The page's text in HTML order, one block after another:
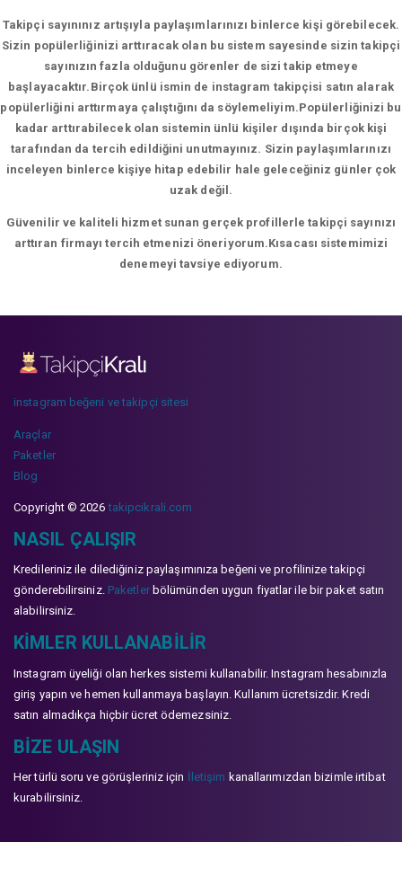
Takipçi sayınınız artışıyla paylaşımlarınızı binlerce kişi görebilecek.
Sizin popülerliğinizi arttıracak olan bu sistem sayesinde sizin takipçi
sayınızın fazla olduğunu görenler de sizi takip etmeye
başlayacaktır.Birçok ünlü ismin de instagram takipçisi satın alarak
popülerliğini arttırmaya çalıştığını da söylemeliyim.Popülerliğinizi bu
kadar arttırabilecek olan sistemin ünlü kişiler dışında birçok kişi
tarafından da tercih edildiğini unutmayınız. Sizin paylaşımlarınızı
inceleyen binlerce kişiye hitap edebilir hale geleceğiniz günler çok
uzak değil.
Güvenilir ve kaliteli hizmet sunan gerçek profillerle takipçi sayınızı
arttıran firmayı tercih etmenizi öneriyorum.Kısacası sistemimizi
denemeyi tavsiye ediyorum.
instagram beğeni ve takipçi sitesi
Araçlar
Paketler
Blog
Copyright © 2026takipcikrali.com
NASIL ÇALIŞIR
Kredileriniz ile dilediğiniz paylaşımınıza beğeni ve profilinize takipçi
gönderebilirsiniz. Paketlerbölümünden uygun fiyatlar ile bir paket satın
alabilirsiniz.
KIMLER KULLANABILIR
Instagram üyeliği olan herkes sistemi kullanabilir. Instagram hesabınızla
giriş yapın ve hemen kullanmaya başlayın. Kullanım ücretsizdir. Kredi
satın almadıkça hiçbir ücret ödemezsiniz.
BIZE ULAŞIN
Her türlü soru ve görüşleriniz için İletişim kanallarımızdan bizimle irtibat
kurabilirsiniz.